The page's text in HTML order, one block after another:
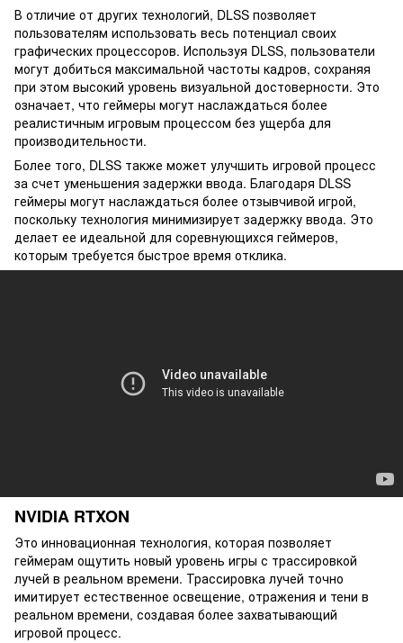
В отличие от других технологий, DLSS позволяет
пользователям использовать весь потенциал своих
графических процессоров. Используя DLSS, пользователи
могут добиться максимальной частоты кадров, сохраняя
при этом высокий уровень визуальной достоверности. Это
означает, что геймеры могут наслаждаться более
реалистичным игровым процессом без ущерба для
производительности.
Более того, DLSS также может улучшить игровой процесс
за счет уменьшения задержки ввода. Благодаря DLSS
геймеры могут наслаждаться более отзывчивой игрой,
поскольку технология минимизирует задержку ввода. Это
делает ее идеальной для соревнующихся геймеров,
которым требуется быстрое время отклика.
NVIDIA RTXON
Это инновационная технология, которая позволяет
геймерам ощутить новый уровень игры с трассировкой
лучей в реальном времени. Трассировка лучей точно
имитирует естественное освещение, отражения и тени в
реальном времени, создавая более захватывающий
игровой процесс.